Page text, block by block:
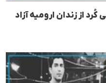
از زندان ارومیه آزاد